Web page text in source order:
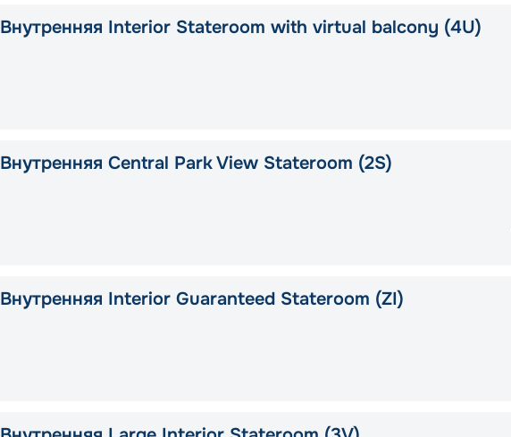
Внутренняя Interior Stateroom with virtual balcony (4U)
Внутренняя Central Park View Stateroom (2S)
Внутренняя Interior Guaranteed Stateroom (ZI)